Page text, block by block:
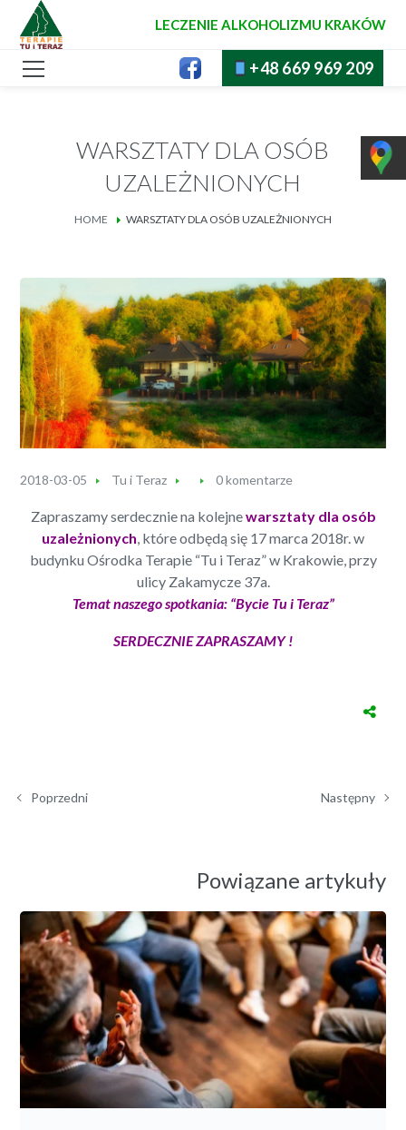
LECZENIE ALKOHOLIZMU KRAKÓW
+48 669 969 209
WARSZTATY DLA OSÓB
UZALEŻNIONYCH
HOME WARSZTATY DLA OSÓB UZALEŻNIONYCH
2018-03-05 Tu i Teraz 0 komentarze
Zapraszamy serdecznie na kolejnewarsztaty dla osób
uzależnionych , które odbędą się 17 marca 2018r. w
budynku Ośrodka Terapie “Tu i Teraz” w Krakowie, przy
ulicy Zakamycze 37a.
Temat naszego spotkania: “Bycie Tu i Teraz”
SERDECZNIE ZAPRASZAMY !
Poprzedni Następny
Powiązane artykuły